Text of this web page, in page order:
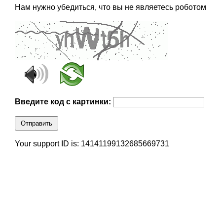
Нам нужно убедиться, что вы не являетесь роботом
Введите код с картинки:
Отправить
Your support ID is: 14141199132685669731